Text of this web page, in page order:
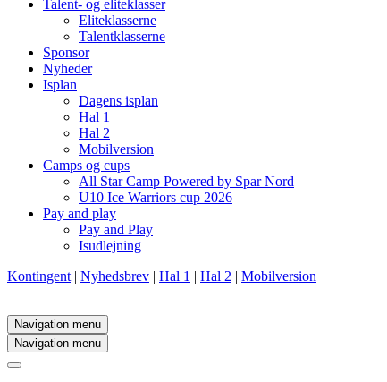
Talent- og eliteklasser
Eliteklasserne
Talentklasserne
Sponsor
Nyheder
Isplan
Dagens isplan
Hal 1
Hal 2
Mobilversion
Camps og cups
All Star Camp Powered by Spar Nord
U10 Ice Warriors cup 2026
Pay and play
Pay and Play
Isudlejning
Kontingent | Nyhedsbrev | Hal 1 | Hal 2 | Mobilversion
Navigation menu
Navigation menu